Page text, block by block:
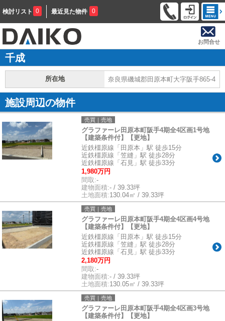
検討リスト 0 最近見た物件 0
お問合せ
千成
所在地 奈良県磯城郡田原本町大字阪手865-4
施設周辺の物件
売買｜売地
グラファーレ田原本町阪手4期全4区画1号地
【建築条件付】【更地】
近鉄橿原線「田原本」駅 徒歩15分
近鉄橿原線「笠縫」駅 徒歩28分
近鉄橿原線「石見」駅 徒歩33分
1,980万円
間取:-
建物面積:- / 39.33坪
土地面積:130.04㎡ / 39.33坪
売買｜売地
グラファーレ田原本町阪手4期全4区画4号地
【建築条件付】【更地】
近鉄橿原線「田原本」駅 徒歩15分
近鉄橿原線「笠縫」駅 徒歩28分
近鉄橿原線「石見」駅 徒歩33分
2,180万円
間取:-
建物面積:- / 39.33坪
土地面積:130.05㎡ / 39.33坪
売買｜売地
グラファーレ田原本町阪手4期全4区画3号地
【建築条件付】【更地】